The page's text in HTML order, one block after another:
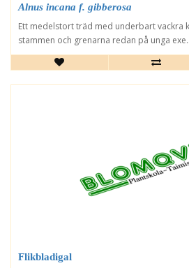
Alnus incana f. gibberosa
Ett medelstort träd med underbart vackra
stammen och grenarna redan på unga exe..
Flikbladigal